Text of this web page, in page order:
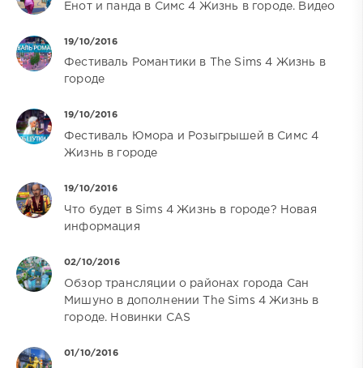
Енот и панда в Симс 4 Жизнь в городе. Видео
19/10/2016
Фестиваль Романтики в The Sims 4 Жизнь в
городе
19/10/2016
Фестиваль Юмора и Розыгрышей в Симс 4
Жизнь в городе
19/10/2016
Что будет в Sims 4 Жизнь в городе? Новая
информация
02/10/2016
Обзор трансляции о районах города Сан
Мишуно в дополнении The Sims 4 Жизнь в
городе. Новинки CAS
01/10/2016